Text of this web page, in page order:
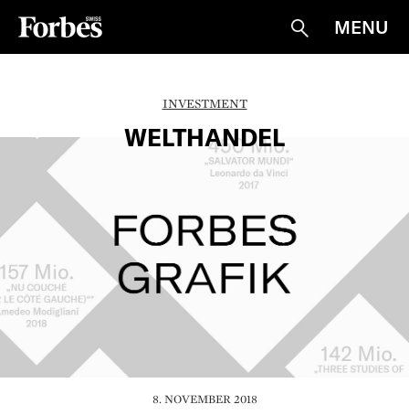
Suche
MENU
INVESTMENT
WELTHANDEL
8. NOVEMBER 2018